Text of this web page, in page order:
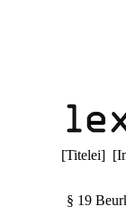
[Titelei] [
§ 19